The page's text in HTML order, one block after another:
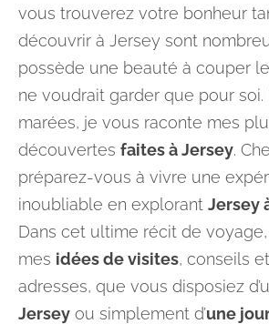
vous trouverez votre bonheur
découvrir à Jersey sont
possède une beauté à couper le
ne voudrait garder que pour soi.
marées, je vous raconte mes
découvertes faites à Jersey.
préparez-vous à vivre une
inoubliable en explorant Jersey
Dans cet ultime récit de
mes idées de visites, conseils
adresses, que vous disposiez
Jersey ou simplement d’une